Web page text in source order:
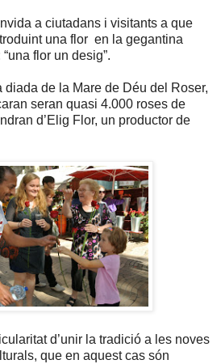
a ciutadans i visitants a que
una flor en la gegantina
flor un desig”.
diada de la Mare de Déu del Roser,
seran quasi 4.000 roses de
d’Elig Flor, un productor de
d’unir la tradició a les noves
que en aquest cas són